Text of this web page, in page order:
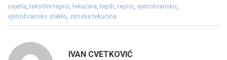
svjetla ,tekstilni tepisi ,tekućina ,tepih ,tepisi vjetrobransko
vjetrobransko staklo zimska tekućina
IVAN CVETKOVIĆ